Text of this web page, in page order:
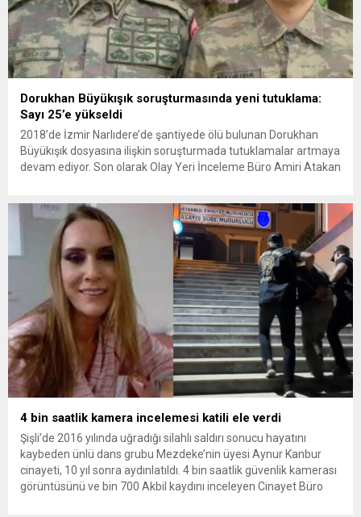
Dorukhan Büyükışık soruşturmasında yeni tutuklama:
Sayı 25’e yükseldi
2018’de İzmir Narlıdere’de şantiyede ölü bulunan Dorukhan
Büyükışık dosyasına ilişkin soruşturmada tutuklamalar artmaya
devam ediyor. Son olarak Olay Yeri İnceleme Büro Amiri Atakan
bulunan Dorukhan Büyükışık’a ilişkin yeniden açılan
soruşturmada tutuklamalar genişliyor. Son olarak dönemin...
4 bin saatlik kamera incelemesi katili ele verdi
Şişli’de 2016 yılında uğradığı silahlı saldırı sonucu hayatını
kaybeden ünlü dans grubu Mezdeke’nin üyesi Aynur Kanbur
cinayeti, 10 yıl sonra aydınlatıldı. 4 bin saatlik güvenlik kamerası
görüntüsünü ve bin 700 Akbil kaydını inceleyen Cinayet Büro